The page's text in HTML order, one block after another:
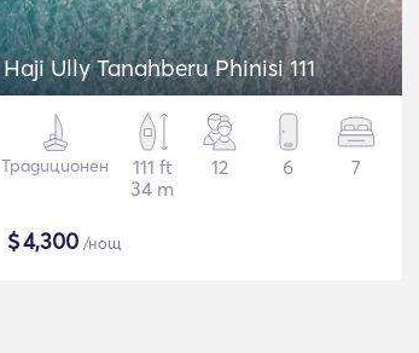
Haji Ully Tanahberu Phinisi 111
Традиционен
111 ft
34 m
12 6 7
$4,300 /нощ